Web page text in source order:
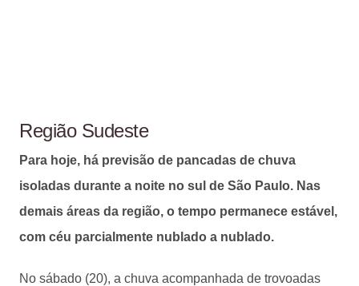
Região Sudeste
Para hoje, há previsão de pancadas de chuva
isoladas durante a noite no sul de São Paulo. Nas
demais áreas da região, o tempo permanece estável,
com céu parcialmente nublado a nublado.
No sábado (20), a chuva acompanhada de trovoadas